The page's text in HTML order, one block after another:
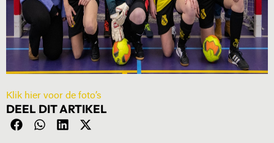
Klik hier voor de foto’s
DEEL DIT ARTIKEL